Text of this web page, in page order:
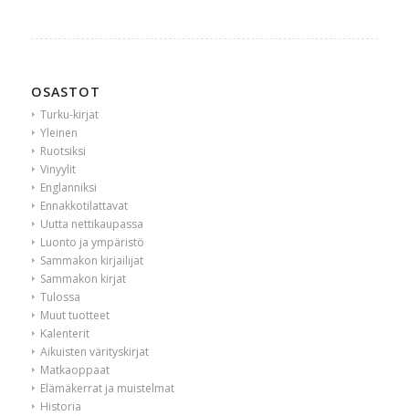
OSASTOT
Turku-kirjat
Yleinen
Ruotsiksi
Vinyylit
Englanniksi
Ennakkotilattavat
Uutta nettikaupassa
Luonto ja ympäristö
Sammakon kirjailijat
Sammakon kirjat
Tulossa
Muut tuotteet
Kalenterit
Aikuisten värityskirjat
Matkaoppaat
Elämäkerrat ja muistelmat
Historia